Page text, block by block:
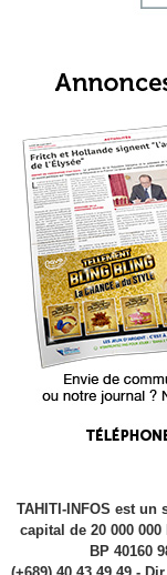
TAHITI-INFOS est un
capital de 20 000
BP 40160